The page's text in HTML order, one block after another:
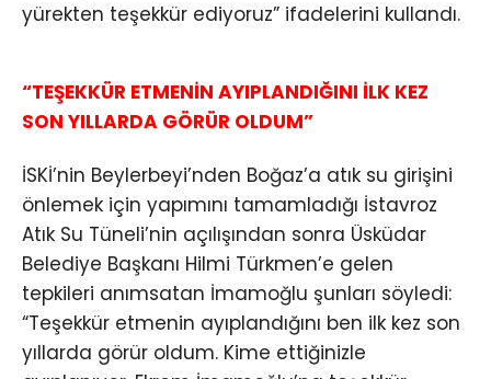
yürekten teşekkür ediyoruz” ifadelerini kullandı.
“TEŞEKKÜR ETMENİN AYIPLANDIĞINI İLK KEZ
SON YILLARDA GÖRÜR OLDUM”
İSKİ’nin Beylerbeyi’nden Boğaz’a atık su girişini
önlemek için yapımını tamamladığı İstavroz
Atık Su Tüneli’nin açılışından sonra Üsküdar
Belediye Başkanı Hilmi Türkmen’e gelen
tepkileri anımsatan İmamoğlu şunları söyledi:
“Teşekkür etmenin ayıplandığını ben ilk kez son
yıllarda görür oldum. Kime ettiğinizle